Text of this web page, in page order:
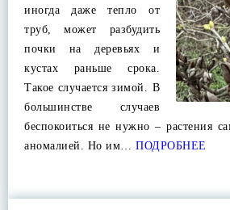
иногда даже тепло от
труб, может разбудить
почки на деревьях и
кустах раньше срока.
Такое случается зимой. В
большинстве случаев
беспокоиться не нужно – растения
аномалией. Но им… ПОДРОБНЕЕ